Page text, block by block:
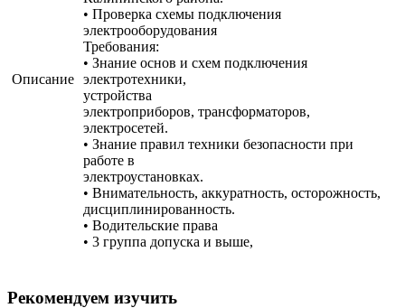
Описание
• Проверка схемы подключения
электрооборудования
Требования:
• Знание основ и схем подключения
электротехники,
устройства
электроприборов, трансформаторов,
электросетей.
• Знание правил техники безопасности при
работе в
электроустановках.
• Внимательность, аккуратность, осторожность,
дисциплинированность.
• Водительские права
• 3 группа допуска и выше,
Рекомендуем изучить